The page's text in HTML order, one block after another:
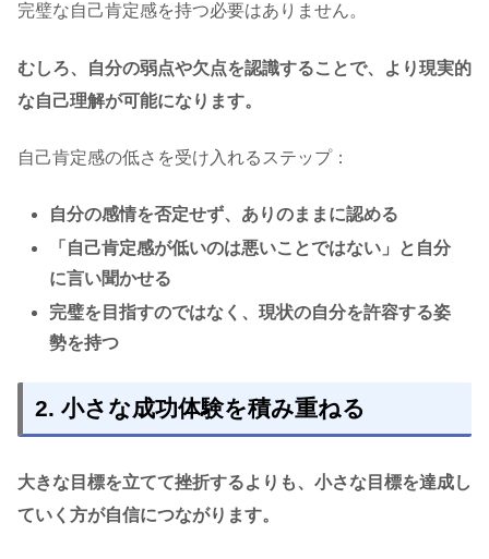
完璧な自己肯定感を持つ必要はありません。
むしろ、自分の弱点や欠点を認識することで、より現実的
な自己理解が可能になります。
自己肯定感の低さを受け入れるステップ：
自分の感情を否定せず、ありのままに認める
「自己肯定感が低いのは悪いことではない」と自分
に言い聞かせる
完璧を目指すのではなく、現状の自分を許容する姿
勢を持つ
2. 小さな成功体験を積み重ねる
大きな目標を立てて挫折するよりも、小さな目標を達成し
ていく方が自信につながります。